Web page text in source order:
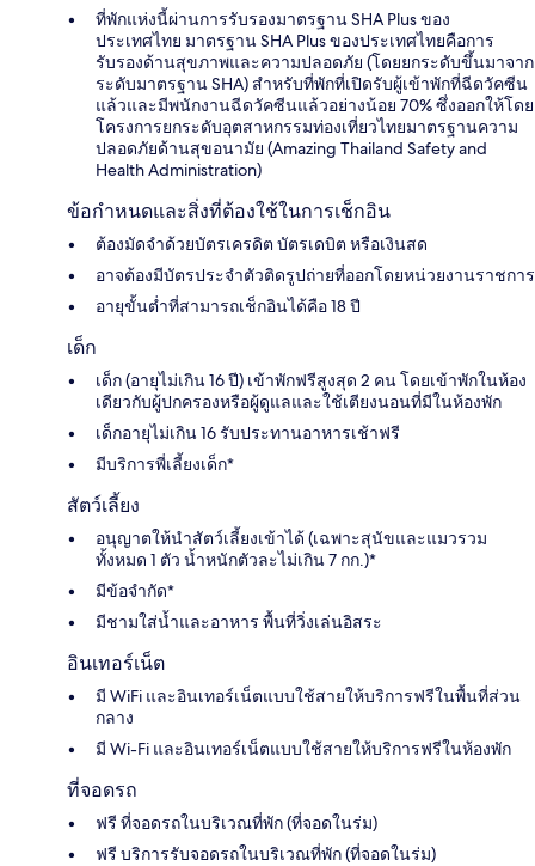
ที่พักแห่งนี้ผ่านการรับรองมาตรฐาน SHA Plus ของ
ประเทศไทย มาตรฐาน SHA Plus ของประเทศไทยคือการ
รับรองด้านสุขภาพและความปลอดภัย (โดยยกระดับขึ้นมาจาก
ระดับมาตรฐาน SHA) สำหรับที่พักที่เปิดรับผู้เข้าพักที่ฉีดวัคซีน
แล้วและมีพนักงานฉีดวัคซีนแล้วอย่างน้อย 70% ซึ่งออกให้โดย
โครงการยกระดับอุตสาหกรรมท่องเที่ยวไทยมาตรฐานความ
ปลอดภัยด้านสุขอนามัย (Amazing Thailand Safety and
Health Administration)
ข้อกำหนดและสิ่งที่ต้องใช้ในการเช็กอิน
ต้องมัดจำด้วยบัตรเครดิต บัตรเดบิต หรือเงินสด
อาจต้องมีบัตรประจำตัวติดรูปถ่ายที่ออกโดยหน่วยงานราชการ
อายุขั้นต่ำที่สามารถเช็กอินได้คือ 18 ปี
เด็ก
เด็ก (อายุไม่เกิน 16 ปี) เข้าพักฟรีสูงสุด 2 คน โดยเข้าพักในห้อง
เดียวกับผู้ปกครองหรือผู้ดูแลและใช้เตียงนอนที่มีในห้องพัก
เด็กอายุไม่เกิน 16 รับประทานอาหารเช้าฟรี
มีบริการพี่เลี้ยงเด็ก*
สัตว์เลี้ยง
อนุญาตให้นำสัตว์เลี้ยงเข้าได้ (เฉพาะสุนัขและแมวรวม
ทั้งหมด 1 ตัว น้ำหนักตัวละไม่เกิน 7 กก.)*
มีข้อจำกัด*
มีชามใส่น้ำและอาหาร พื้นที่วิ่งเล่นอิสระ
อินเทอร์เน็ต
มี WiFi และอินเทอร์เน็ตแบบใช้สายให้บริการฟรีในพื้นที่ส่วน
กลาง
มี Wi-Fi และอินเทอร์เน็ตแบบใช้สายให้บริการฟรีในห้องพัก
ที่จอดรถ
ฟรี ที่จอดรถในบริเวณที่พัก (ที่จอดในร่ม)
ฟรี บริการรับจอดรถในบริเวณที่พัก (ที่จอดในร่ม)